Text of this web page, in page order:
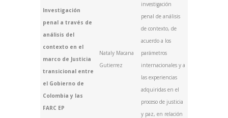
Investigación
penal a través de
análisis del
contexto en el
marco de Justicia
transicional entre
el Gobierno de
Colombia y las
FARC EP
Nataly Macana
Gutierrez
investigación
penal de análisis
de contexto, de
acuerdo a los
parámetros
internacionales y a
las experiencias
adquiridas en el
proceso de justicia
y paz, en relación